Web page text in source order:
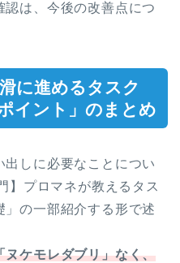
認は、今後の改善点につ
に進めるタスク
イント」のまとめ
出しに必要なことについ
】プロマネが教えるタス
」の一部紹介する形で述
ヌケモレダブリ」なく、